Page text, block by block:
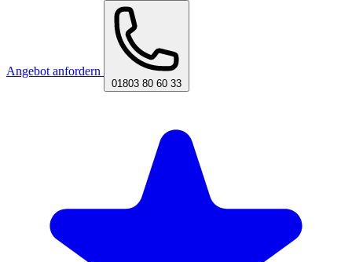
Angebot anfordern
01803 80 60 33